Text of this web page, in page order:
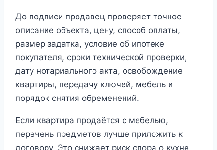
До подписи продавец проверяет точное
описание объекта, цену, способ оплаты,
размер задатка, условие об ипотеке
покупателя, сроки технической проверки,
дату нотариального акта, освобождение
квартиры, передачу ключей, мебель и
порядок снятия обременений.
Если квартира продаётся с мебелью,
перечень предметов лучше приложить к
договору. Это снижает риск спора о кухне,